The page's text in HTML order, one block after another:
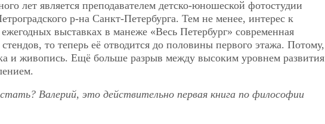
лет является преподавателем детско-юношеской фотостудии
р-на Санкт-Петербурга. Тем не менее, интерес к
выставках в манеже «Весь Петербург» современная
то теперь её отводится до половины первого этажа. Потому,
и живопись. Ещё больше разрыв между высоким уровнем развития
Валерий, это действительно первая книга по философии